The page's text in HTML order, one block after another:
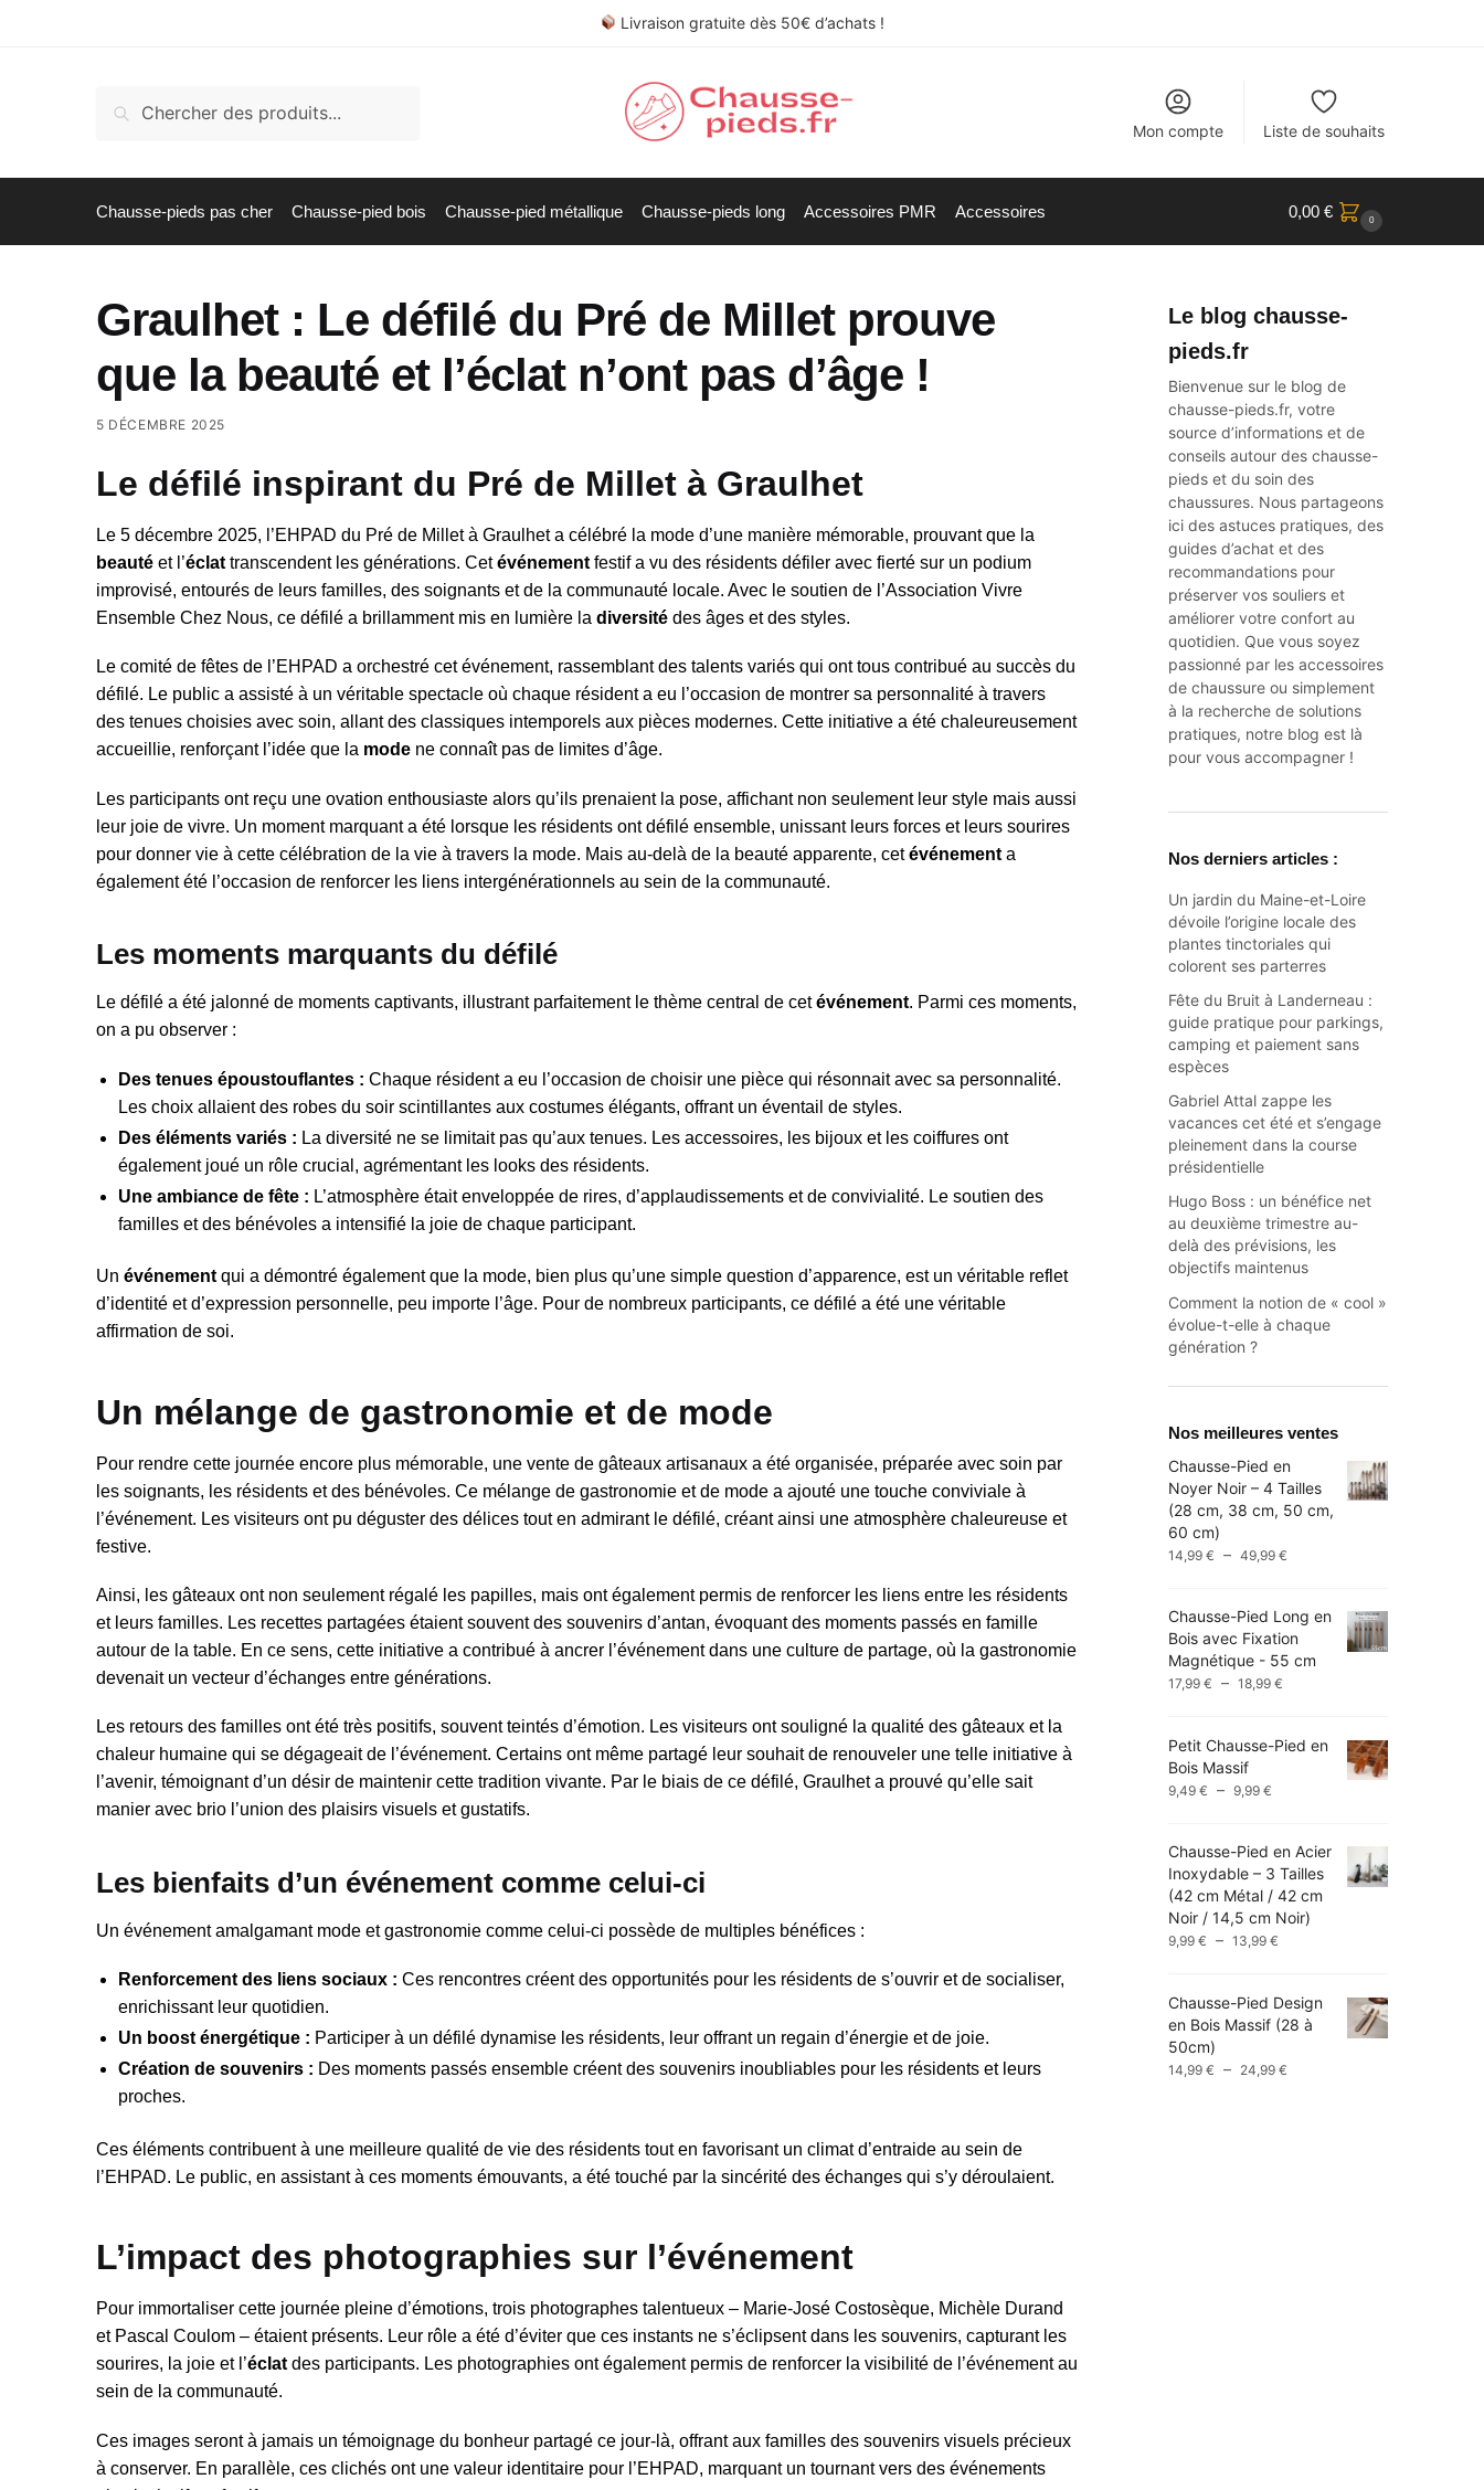
Livraison gratuite dès 50€ d’achats !
pour :
Recherche
Mon compte Liste de souhaits
Chausse-pieds pas cher Chausse-pied bois Chausse-pied métallique Chausse-pieds long Accessoires PMR Accessoires 0,00 € 0
Graulhet : Le défilé du Pré de Millet prouve
que la beauté et l’éclat n’ont pas d’âge !
5 DÉCEMBRE 2025
Le défilé inspirant du Pré de Millet à Graulhet
Le 5 décembre 2025, l’EHPAD du Pré de Millet à Graulhet a célébré la mode d’une manière mémorable, prouvant que la
beauté et l’éclat transcendent les générations. Cetévénement festif a vu des résidents défiler avec fierté sur un podium
improvisé, entourés de leurs familles, des soignants et de la communauté locale. Avec le soutien de l’Association Vivre
Ensemble Chez Nous, ce défilé a brillamment mis en lumière la diversité des âges et des styles.
Le comité de fêtes de l’EHPAD a orchestré cet événement, rassemblant des talents variés qui ont tous contribué au succès du
défilé. Le public a assisté à un véritable spectacle où chaque résident a eu l’occasion de montrer sa personnalité à travers
des tenues choisies avec soin, allant des classiques intemporels aux pièces modernes. Cette initiative a été chaleureusement
accueillie, renforçant l’idée que la mode ne connaît pas de limites d’âge.
Les participants ont reçu une ovation enthousiaste alors qu’ils prenaient la pose, affichant non seulement leur style mais aussi
leur joie de vivre. Un moment marquant a été lorsque les résidents ont défilé ensemble, unissant leurs forces et leurs sourires
pour donner vie à cette célébration de la vie à travers la mode. Mais au-delà de la beauté apparente, cetévénement a
également été l’occasion de renforcer les liens intergénérationnels au sein de la communauté.
Les moments marquants du défilé
Le défilé a été jalonné de moments captivants, illustrant parfaitement le thème central de cetévénement. Parmi ces moments,
on a pu observer :
Des tenues époustouflantes : Chaque résident a eu l’occasion de choisir une pièce qui résonnait avec sa personnalité.
Les choix allaient des robes du soir scintillantes aux costumes élégants, offrant un éventail de styles.
Des éléments variés : La diversité ne se limitait pas qu’aux tenues. Les accessoires, les bijoux et les coiffures ont
également joué un rôle crucial, agrémentant les looks des résidents.
Une ambiance de fête : L’atmosphère était enveloppée de rires, d’applaudissements et de convivialité. Le soutien des
familles et des bénévoles a intensifié la joie de chaque participant.
Un événement qui a démontré également que la mode, bien plus qu’une simple question d’apparence, est un véritable reflet
d’identité et d’expression personnelle, peu importe l’âge. Pour de nombreux participants, ce défilé a été une véritable
affirmation de soi.
Un mélange de gastronomie et de mode
Pour rendre cette journée encore plus mémorable, une vente de gâteaux artisanaux a été organisée, préparée avec soin par
les soignants, les résidents et des bénévoles. Ce mélange de gastronomie et de mode a ajouté une touche conviviale à
l’événement. Les visiteurs ont pu déguster des délices tout en admirant le défilé, créant ainsi une atmosphère chaleureuse et
festive.
Ainsi, les gâteaux ont non seulement régalé les papilles, mais ont également permis de renforcer les liens entre les résidents
et leurs familles. Les recettes partagées étaient souvent des souvenirs d’antan, évoquant des moments passés en famille
autour de la table. En ce sens, cette initiative a contribué à ancrer l’événement dans une culture de partage, où la gastronomie
devenait un vecteur d’échanges entre générations.
Les retours des familles ont été très positifs, souvent teintés d’émotion. Les visiteurs ont souligné la qualité des gâteaux et la
chaleur humaine qui se dégageait de l’événement. Certains ont même partagé leur souhait de renouveler une telle initiative à
l’avenir, témoignant d’un désir de maintenir cette tradition vivante. Par le biais de ce défilé, Graulhet a prouvé qu’elle sait
manier avec brio l’union des plaisirs visuels et gustatifs.
Les bienfaits d’un événement comme celui-ci
Un événement amalgamant mode et gastronomie comme celui-ci possède de multiples bénéfices :
Renforcement des liens sociaux : Ces rencontres créent des opportunités pour les résidents de s’ouvrir et de socialiser,
enrichissant leur quotidien.
Un boost énergétique : Participer à un défilé dynamise les résidents, leur offrant un regain d’énergie et de joie.
Création de souvenirs : Des moments passés ensemble créent des souvenirs inoubliables pour les résidents et leurs
proches.
Ces éléments contribuent à une meilleure qualité de vie des résidents tout en favorisant un climat d’entraide au sein de
l’EHPAD. Le public, en assistant à ces moments émouvants, a été touché par la sincérité des échanges qui s’y déroulaient.
L’impact des photographies sur l’événement
Pour immortaliser cette journée pleine d’émotions, trois photographes talentueux – Marie-José Costosèque, Michèle Durand
et Pascal Coulom – étaient présents. Leur rôle a été d’éviter que ces instants ne s’éclipsent dans les souvenirs, capturant les
sourires, la joie et l’éclat des participants. Les photographies ont également permis de renforcer la visibilité de l’événement au
sein de la communauté.
Ces images seront à jamais un témoignage du bonheur partagé ce jour-là, offrant aux familles des souvenirs visuels précieux
à conserver. En parallèle, ces clichés ont une valeur identitaire pour l’EHPAD, marquant un tournant vers des événements
Le blog chausse-
pieds.fr
Bienvenue sur le blog de
chausse-pieds.fr, votre
source d’informations et de
conseils autour deschausse-
pieds et du soin des
chaussures. Nous partageons
ici des astuces pratiques, des
guides d’achat et des
recommandations pour
préserver vos souliers et
améliorer votre confort au
quotidien. Que vous soyez
passionné par les accessoires
de chaussure ou simplement
à la recherche de solutions
pratiques, notre blog est là
pour vous accompagner !
Nos derniers articles :
Un jardin du Maine-et-Loire
dévoile l’origine locale des
plantes tinctoriales qui
colorent ses parterres
Fête du Bruit à Landerneau :
guide pratique pour parkings,
camping et paiement sans
espèces
Gabriel Attal zappe les
vacances cet été et s’engage
pleinement dans la course
présidentielle
Hugo Boss : un bénéfice net
au deuxième trimestre au-
delà des prévisions, les
objectifs maintenus
Comment la notion de « cool »
évolue-t-elle à chaque
génération ?
Nos meilleures ventes
Chausse-Pied en
Noyer Noir – 4 Tailles
(28 cm, 38 cm, 50 cm,
60 cm)
14,99€ – 49,99€
14,99 €
à
49,99 €
Chausse-Pied Long en
Bois avec Fixation
Magnétique - 55 cm
17,99€ – 18,99€
17,99 €
Petit Chausse-Pied en
Bois Massif
9,49€ – 9,99€
9,49 €
à
9,99 €
Chausse-Pied en Acier
Inoxydable – 3 Tailles
(42 cm Métal / 42 cm
Noir / 14,5 cm Noir)
9,99€ – 13,99€
9,99 €
à
Chausse-Pied Design
en Bois Massif (28 à
50cm)
14,99€ – 24,99€